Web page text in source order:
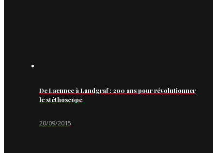
De Laennec à Landgraf : 200 ans pour révolutionner
le stéthoscope
20/09/2015